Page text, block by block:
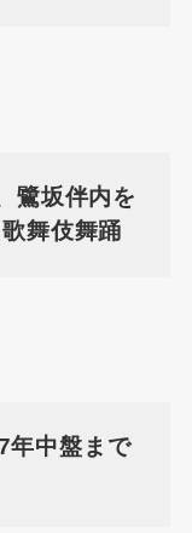
鷺坂伴内を
舞伎舞踊
年中盤まで